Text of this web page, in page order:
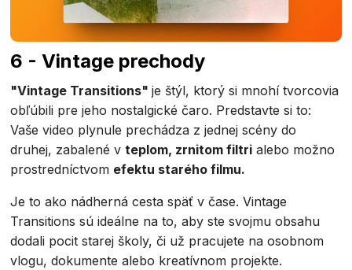
6 - Vintage prechody
"Vintage Transitions"je štýl, ktorý si mnohí tvorcovia
obľúbili pre jeho nostalgické čaro. Predstavte si to:
Vaše video plynule prechádza z jednej scény do
druhej, zabalené vteplom, zrnitom filtri alebo možno
prostredníctvom efektu starého filmu.
Je to ako nádherná cesta späť v čase. Vintage
Transitions sú ideálne na to, aby ste svojmu obsahu
dodali pocit starej školy, či už pracujete na osobnom
vlogu, dokumente alebo kreatívnom projekte.